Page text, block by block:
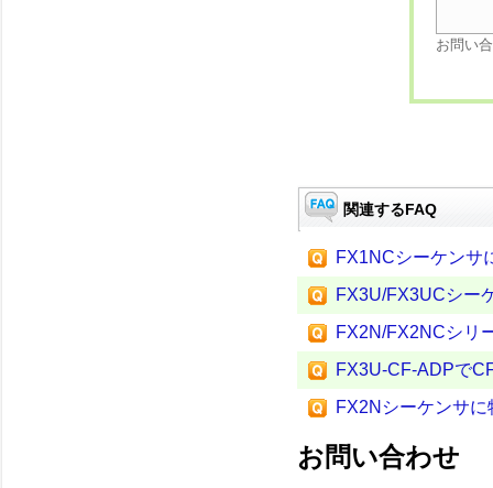
お問い
関連するFAQ
FX1NCシーケンサ
FX3U/FX3UCシー
FX2N/FX2NCシリ
FX3U-CF-ADPで
FX2Nシーケンサ
お問い合わせ